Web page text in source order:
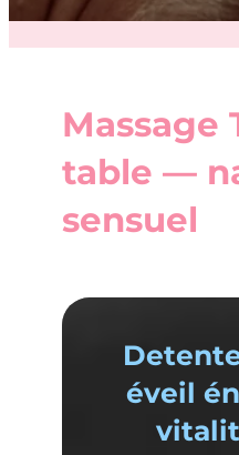
Massage
table —
sensuel
éveil